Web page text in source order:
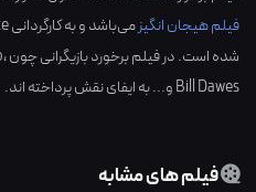
فیلم هیجان انگیزمی‌باشد و به کارگردانی
شده است. در فیلم برخورد بازیگرانی چون،
Bill Dawesو... به ایفای نقش پرداخته اند.
فیلم های مشابه